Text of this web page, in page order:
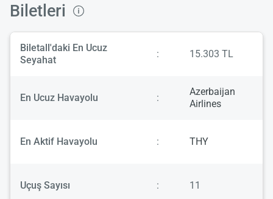
Biletleri
Biletall'daki En Ucuz
Seyahat
: 15.303 TL
En Ucuz Havayolu :
Azerbaijan
Airlines
En Aktif Havayolu : THY
Uçuş Sayısı : 11